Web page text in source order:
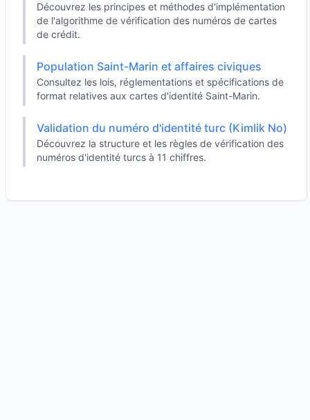
Découvrez les principes et méthodes d'implémentation
de l'algorithme de vérification des numéros de cartes
de crédit.
Population Saint-Marin et affaires civiques
Consultez les lois, réglementations et spécifications de
format relatives aux cartes d'identité Saint-Marin.
Validation du numéro d'identité turc (Kimlik No)
Découvrez la structure et les règles de vérification des
numéros d'identité turcs à 11 chiffres.